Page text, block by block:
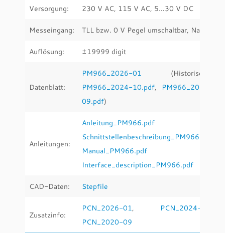
Versorgung: 230 V AC, 115 V AC, 5…30 V DC
Messeingang: TLL bzw. 0 V Pegel umschaltbar, Namur
Auflösung: ±19999 digit
Datenblatt:
PM966_2026-01 (Historische:
PM966_2024-10.pdf,
PM966_2020-
09.pdf)
Anleitungen:
Anleitung_PM966.pdf
Schnittstellenbeschreibung_PM966.pdf
Manual_PM966.pdf
Interface_description_PM966.pdf
CAD-Daten: Stepfile
Zusatzinfo:
PCN_2026-01, PCN_2024-10
PCN_2020-09